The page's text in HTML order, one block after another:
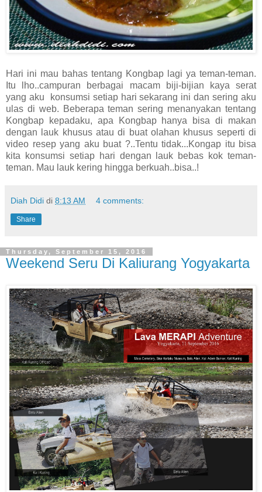
Hari ini mau bahas tentang Kongbap lagi ya teman-teman.
Itu lho..campuran berbagai macam biji-bijian kaya serat
yang aku konsumsi setiap hari sekarang ini dan sering aku
ulas di web. Beberapa teman sering menanyakan tentang
Kongbap kepadaku, apa Kongbap hanya bisa di makan
dengan lauk khusus atau di buat olahan khusus seperti di
video resep yang aku buat ?..Tentu tidak...Kongap itu bisa
kita konsumsi setiap hari dengan lauk bebas kok teman-
teman. Mau lauk kering hingga berkuah..bisa..!
Diah Didi di 8:13 AM 4 comments:
Share
Thursday, September 15, 2016
Weekend Seru Di Kaliurang Yogyakarta